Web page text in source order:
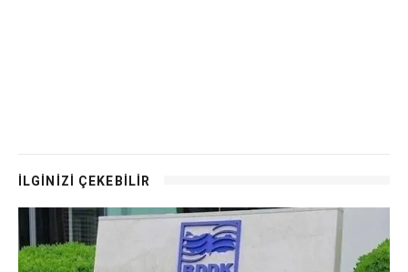
İLGİNİZİ ÇEKEBİLİR